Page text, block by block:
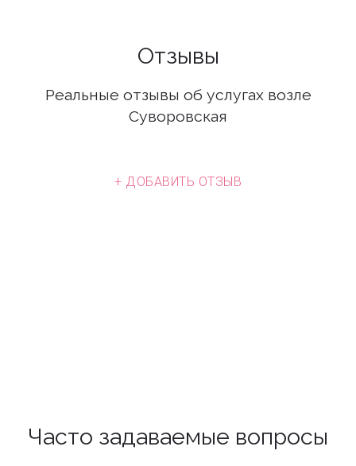
Отзывы
Реальные отзывы об услугах возле
Суворовская
+ ДОБАВИТЬ ОТЗЫВ
Часто задаваемые вопросы